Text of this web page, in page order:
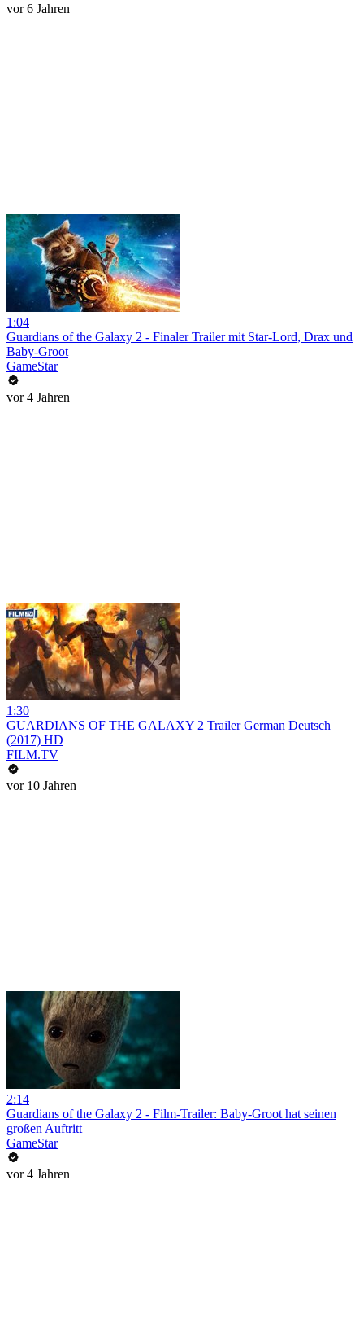
vor 6 Jahren
1:04
Guardians of the Galaxy 2 - Finaler Trailer mit Star-Lord, Drax und
Baby-Groot
GameStar
vor 4 Jahren
1:30
GUARDIANS OF THE GALAXY 2 Trailer German Deutsch
(2017) HD
FILM.TV
vor 10 Jahren
2:14
Guardians of the Galaxy 2 - Film-Trailer: Baby-Groot hat seinen
großen Auftritt
GameStar
vor 4 Jahren